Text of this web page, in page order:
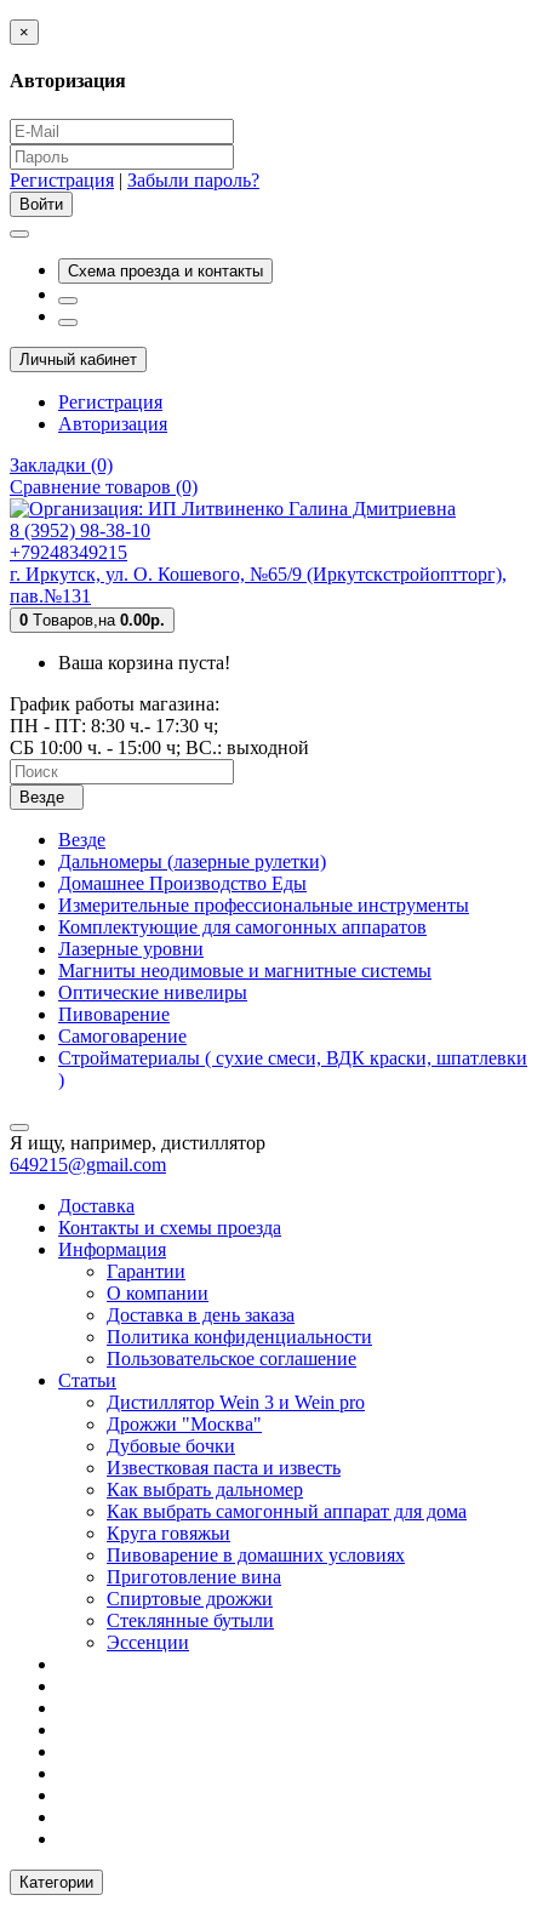
×
Авторизация
Регистрация | Забыли пароль?
Схема проезда и контакты
Личный кабинет
Регистрация
Авторизация
Закладки (0)
Сравнение товаров (0)
8 (3952) 98-38-10
+79248349215
г. Иркутск, ул. О. Кошевого, №65/9 (Иркутскстройоптторг),
пав.№131
0 Tоваров, на 0.00р.
Ваша корзина пуста!
График работы магазина:
ПН - ПТ: 8:30 ч.- 17:30 ч;
СБ 10:00 ч. - 15:00 ч; ВС.: выходной
Везде
Везде
Дальномеры (лазерные рулетки)
Домашнее Производство Еды
Измерительные профессиональные инструменты
Комплектующие для самогонных аппаратов
Лазерные уровни
Магниты неодимовые и магнитные системы
Оптические нивелиры
Пивоварение
Самоговарение
Стройматериалы ( сухие смеси, ВДК краски, шпатлевки
)
Я ищу, например, дистиллятор
649215@gmail.com
Доставка
Контакты и схемы проезда
Информация
Гарантии
О компании
Доставка в день заказа
Политика конфиденциальности
Пользовательское соглашение
Статьи
Дистиллятор Wein 3 и Wein pro
Дрожжи "Москва"
Дубовые бочки
Известковая паста и известь
Как выбрать дальномер
Как выбрать самогонный аппарат для дома
Круга говяжьи
Пивоварение в домашних условиях
Приготовление вина
Спиртовые дрожжи
Стеклянные бутыли
Эссенции
Категории